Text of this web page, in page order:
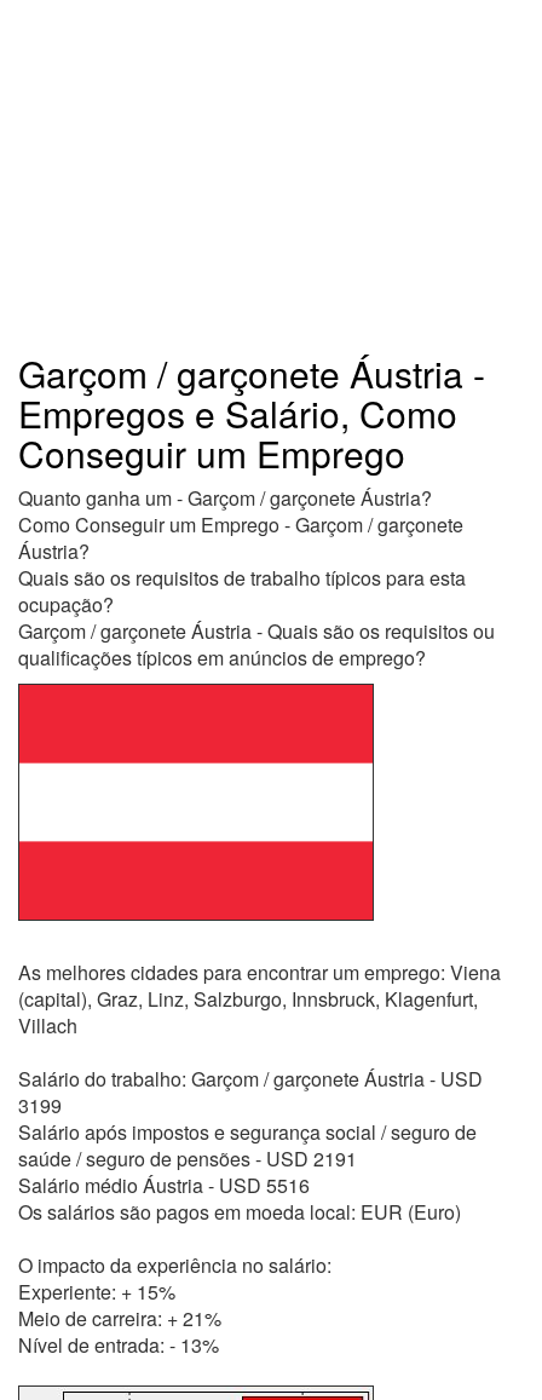
Garçom / garçonete Áustria -
Empregos e Salário, Como
Conseguir um Emprego
Quanto ganha um - Garçom / garçonete Áustria?
Como Conseguir um Emprego - Garçom / garçonete
Áustria?
Quais são os requisitos de trabalho típicos para esta
ocupação?
Garçom / garçonete Áustria - Quais são os requisitos ou
qualificações típicos em anúncios de emprego?
As melhores cidades para encontrar um emprego: Viena
(capital), Graz, Linz, Salzburgo, Innsbruck, Klagenfurt,
Villach
Salário do trabalho: Garçom / garçonete Áustria - USD
3199
Salário após impostos e segurança social / seguro de
saúde / seguro de pensões - USD 2191
Salário médio Áustria - USD 5516
Os salários são pagos em moeda local: EUR (Euro)
O impacto da experiência no salário:
Experiente: + 15%
Meio de carreira: + 21%
Nível de entrada: - 13%